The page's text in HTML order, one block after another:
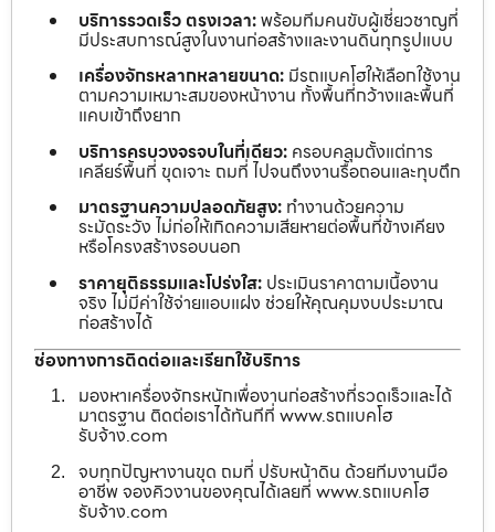
บริการรวดเร็ว ตรงเวลา:พร้อมทีมคนขับผู้เชี่ยวชาญที่
มีประสบการณ์สูงในงานก่อสร้างและงานดินทุกรูปแบบ
เครื่องจักรหลากหลายขนาด: มีรถแบคโฮให้เลือกใช้งาน
ตามความเหมาะสมของหน้างาน ทั้งพื้นที่กว้างและพื้นที่
แคบเข้าถึงยาก
บริการครบวงจรจบในที่เดียว: ครอบคลุมตั้งแต่การ
เคลียร์พื้นที่ ขุดเจาะ ถมที่ ไปจนถึงงานรื้อถอนและทุบตึก
มาตรฐานความปลอดภัยสูง: ทำงานด้วยความ
ระมัดระวัง ไม่ก่อให้เกิดความเสียหายต่อพื้นที่ข้างเคียง
หรือโครงสร้างรอบนอก
ราคายุติธรรมและโปร่งใส: ประเมินราคาตามเนื้องาน
จริง ไม่มีค่าใช้จ่ายแอบแฝง ช่วยให้คุณคุมงบประมาณ
ก่อสร้างได้
ช่องทางการติดต่อและเรียกใช้บริการ
มองหาเครื่องจักรหนักเพื่องานก่อสร้างที่รวดเร็วและได้
มาตรฐาน ติดต่อเราได้ทันทีที่ www.รถแบคโฮ
รับจ้าง.com
จบทุกปัญหางานขุด ถมที่ ปรับหน้าดิน ด้วยทีมงานมือ
อาชีพ จองคิวงานของคุณได้เลยที่ www.รถแบคโฮ
รับจ้าง.com